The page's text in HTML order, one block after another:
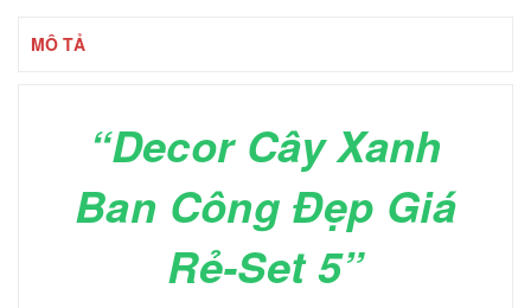
MÔ TẢ
“Decor Cây Xanh
Ban Công Đẹp Giá
Rẻ-Set 5”